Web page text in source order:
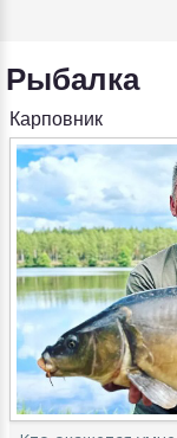
Рыбалка
Карповник